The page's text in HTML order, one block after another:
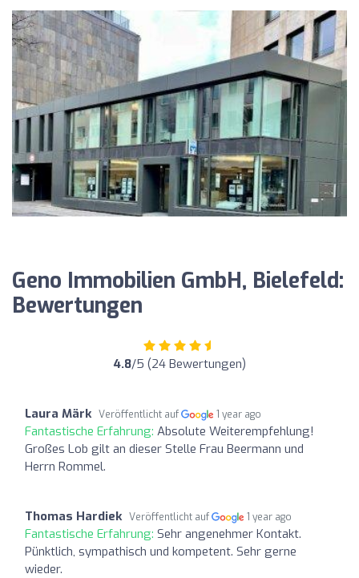
Geno Immobilien GmbH, Bielefeld:
Bewertungen
4.8/5 (24 Bewertungen)
Laura Märk Veröffentlicht auf 1 year ago
Fantastische Erfahrung: Absolute Weiterempfehlung!
Großes Lob gilt an dieser Stelle Frau Beermann und
Herrn Rommel.
Thomas Hardiek Veröffentlicht auf 1 year ago
Fantastische Erfahrung: Sehr angenehmer Kontakt.
Pünktlich, sympathisch und kompetent. Sehr gerne
wieder.